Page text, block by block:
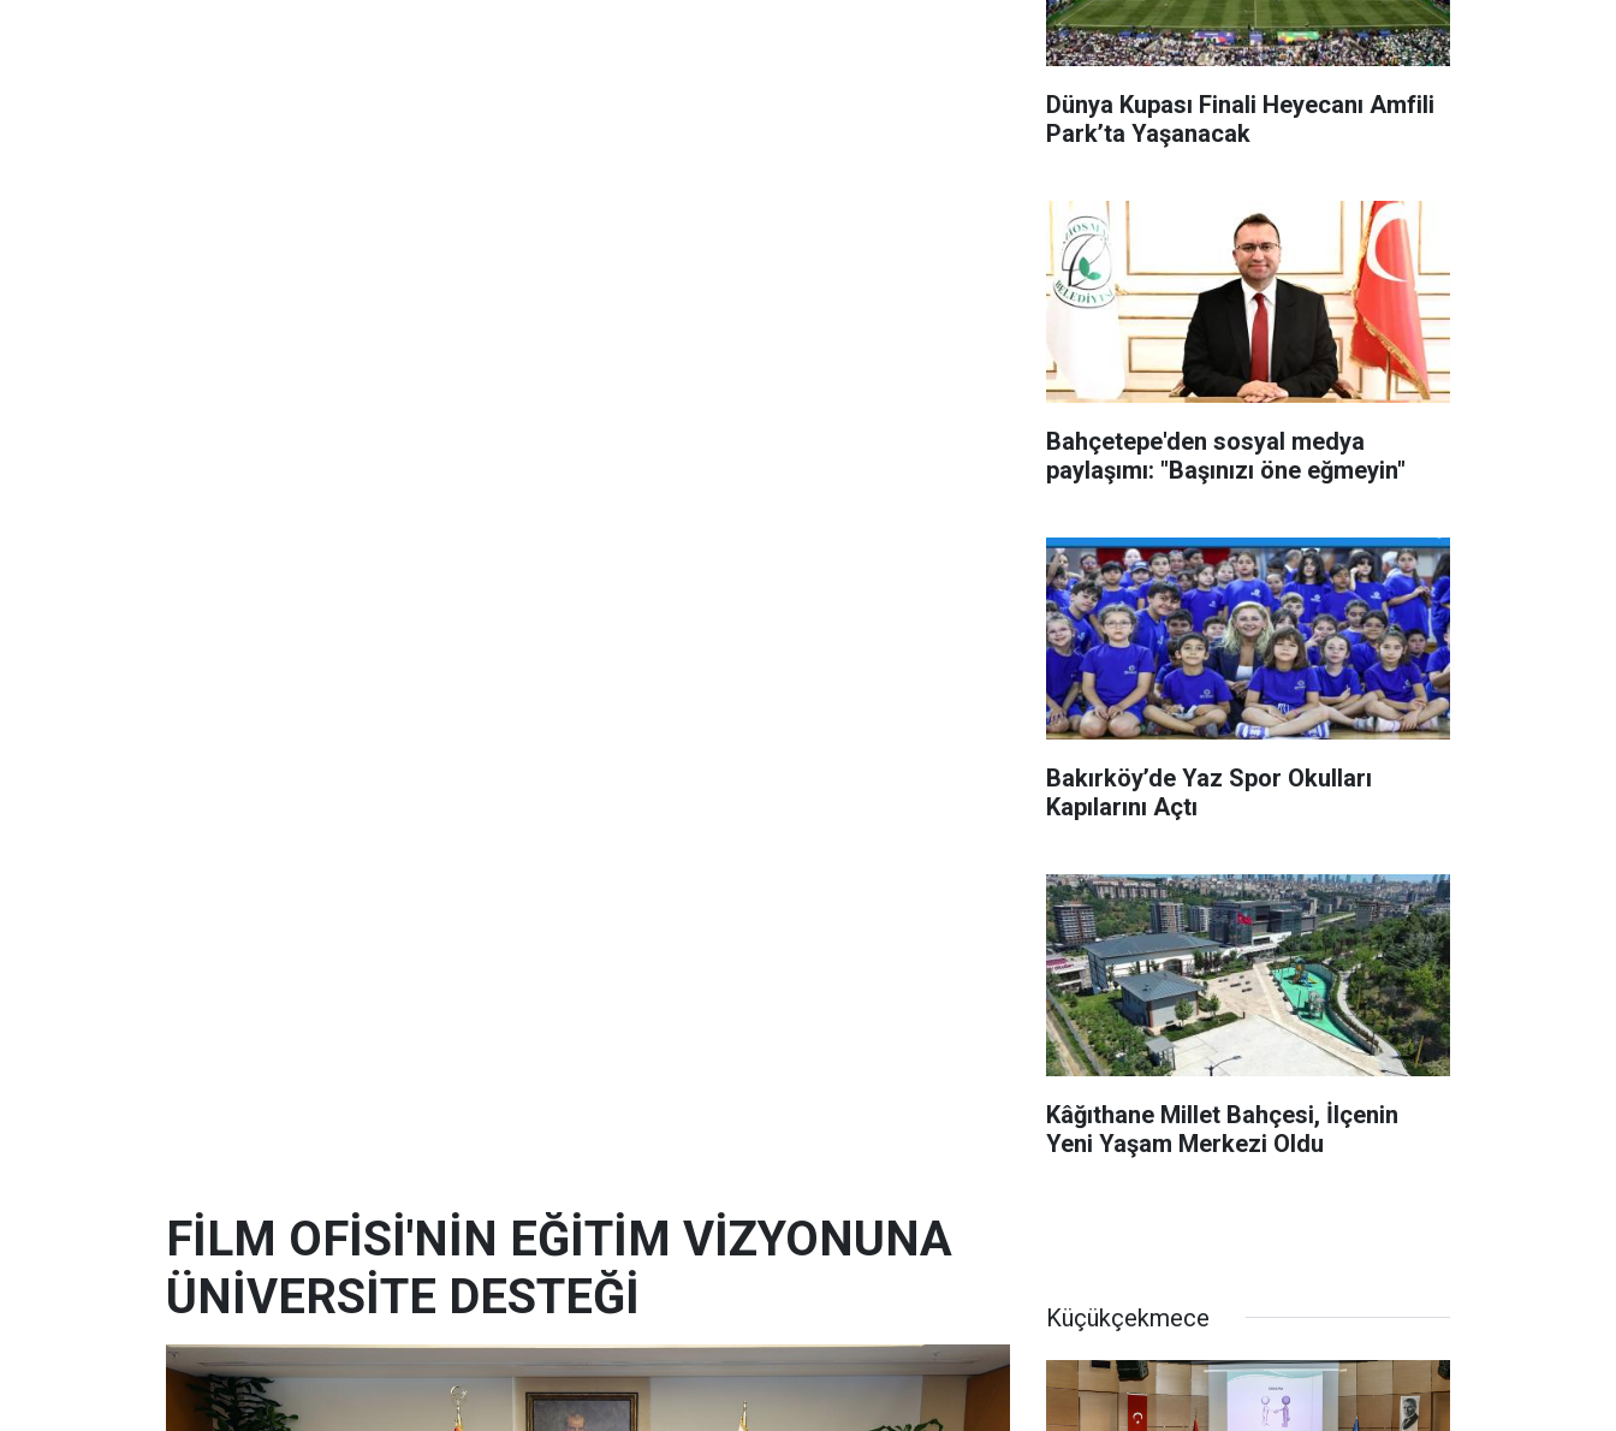
Dünya Kupası Finali Heyecanı Amfili
Park’ta Yaşanacak
Bahçetepe'den sosyal medya
paylaşımı: "Başınızı öne eğmeyin"
Bakırköy’de Yaz Spor Okulları
Kapılarını Açtı
Kâğıthane Millet Bahçesi, İlçenin
Yeni Yaşam Merkezi Oldu
FİLM OFİSİ'NİN EĞİTİM VİZYONUNA
ÜNİVERSİTE DESTEĞİ
Küçükçekmece